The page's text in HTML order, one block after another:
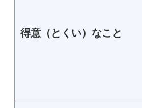
得意（とくい）なこと